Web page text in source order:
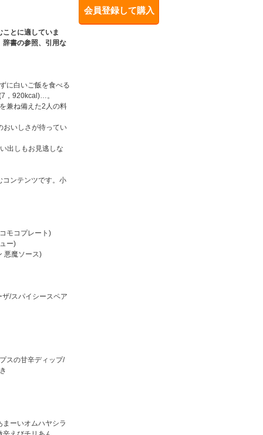
鶏の照り焼き丼弁当
マッシュルームのアヒージョ/うまじょっぱ鍋/
バラの甘辛丼/豚足と鶏手羽のカレーうどん/餅
ター使いきりクッキー/いもバタークリームサン
会員登録して購入
とに適していま
辞書の参照、引用な
に白いご飯を食べる
，920kcal)…。
兼ね備えた2人の料
おいしさが待ってい
出しもお見逃しな
ンテンツです。小
モコプレート)
ー)
悪魔ソース)
/スパイシースペア
スの甘辛ディップ/
ーいオムハヤシラ